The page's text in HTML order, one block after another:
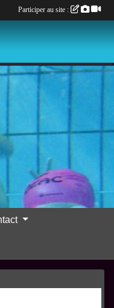
Participer au site :